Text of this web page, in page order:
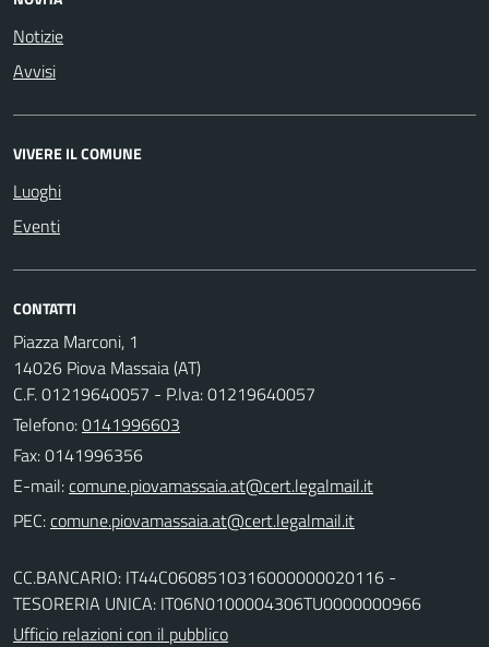
Notizie
Avvisi
VIVERE IL COMUNE
Luoghi
Eventi
CONTATTI
Piazza Marconi, 1
14026 Piova Massaia (AT)
C.F. 01219640057 - P.Iva: 01219640057
Telefono:0141996603
Fax: 0141996356
E-mail:
PEC:
CC.BANCARIO: IT44C0608510316000000020116 -
TESORERIA UNICA: IT06N0100004306TU0000000966
Ufficio relazioni con il pubblico